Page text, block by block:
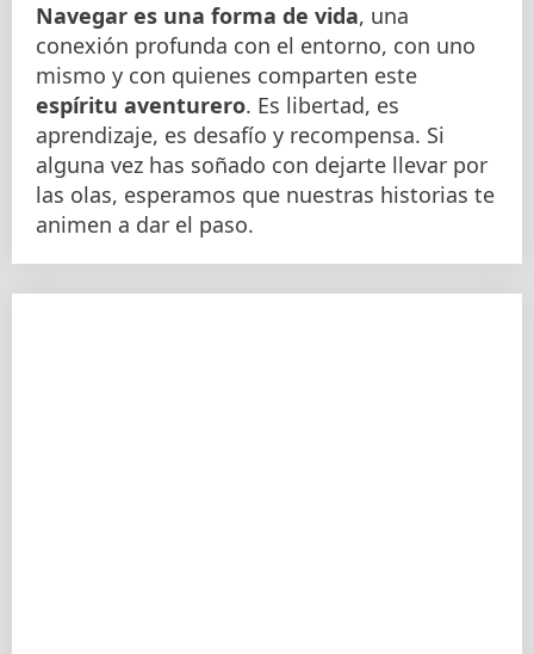
Navegar es una forma de vida, una
conexión profunda con el entorno, con uno
mismo y con quienes comparten este
espíritu aventurero. Es libertad, es
aprendizaje, es desafío y recompensa. Si
alguna vez has soñado con dejarte llevar por
las olas, esperamos que nuestras historias te
animen a dar el paso.